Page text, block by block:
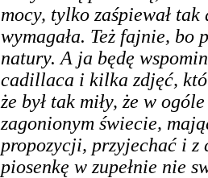
mocy, tylko zaśpiewał
wymagała. Też fajnie, bo
natury. A ja będę
cadillaca i kilka zdjęć,
że był tak miły, że w
zagonionym świecie,
propozycji, przyjechać i
piosenkę w zupełnie nie